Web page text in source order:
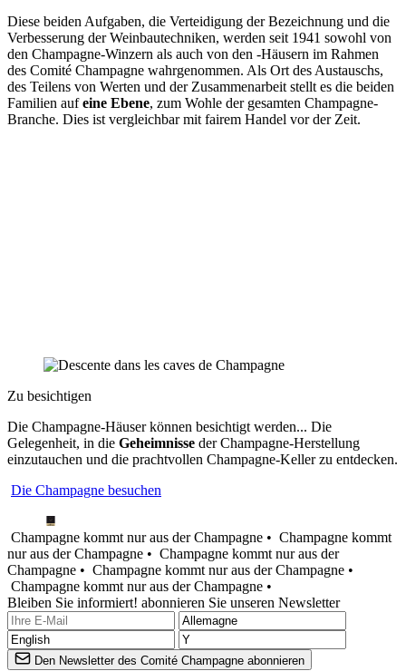
Diese beiden Aufgaben, die Verteidigung der Bezeichnung und die
Verbesserung der Weinbautechniken, werden seit 1941 sowohl von
den Champagne-Winzern als auch von den -Häusern im Rahmen
des Comité Champagne wahrgenommen. Als Ort des Austauschs,
des Teilens von Werten und der Zusammenarbeit stellt es die beiden
Familien aufeine Ebene, zum Wohle der gesamten Champagne-
Branche. Dies ist vergleichbar mit fairem Handel vor der Zeit.
Zu besichtigen
Die Champagne-Häuser können besichtigt werden... Die
Gelegenheit, in die Geheimnisse der Champagne-Herstellung
einzutauchen und die prachtvollen Champagne-Keller zu entdecken.
Die Champagne besuchen
Champagne kommt nur aus der Champagne • Champagne kommt
nur aus der Champagne • Champagne kommt nur aus der
Champagne • Champagne kommt nur aus der Champagne •
Champagne kommt nur aus der Champagne •
Bleiben Sie informiert! abonnieren Sie unseren Newsletter
Den Newsletter des Comité Champagne abonnieren